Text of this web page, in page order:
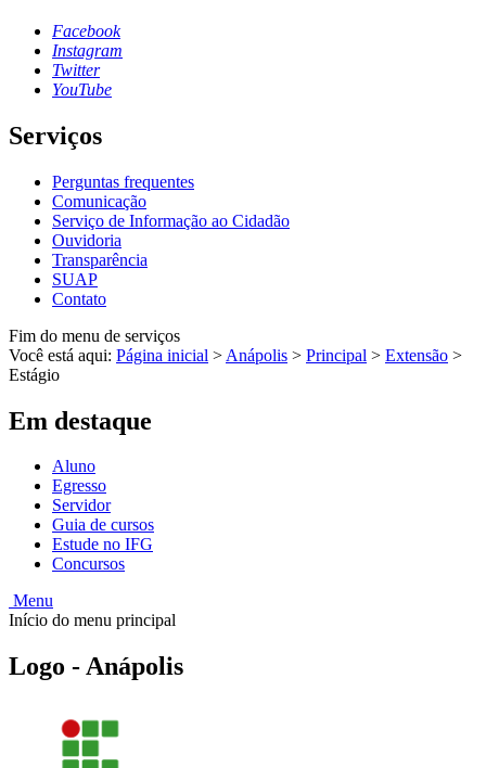
Facebook
Instagram
Twitter
YouTube
Serviços
Perguntas frequentes
Comunicação
Serviço de Informação ao Cidadão
Ouvidoria
Transparência
SUAP
Contato
Fim do menu de serviços
Você está aqui: Página inicial > Anápolis > Principal > Extensão >
Estágio
Em destaque
Aluno
Egresso
Servidor
Guia de cursos
Estude no IFG
Concursos
Menu
Início do menu principal
Logo - Anápolis